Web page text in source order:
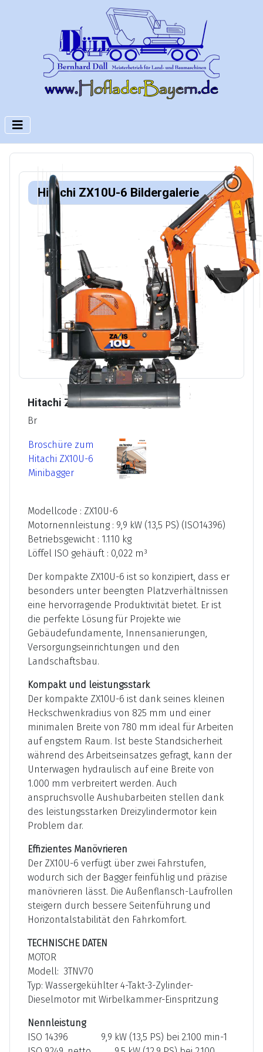
Hitachi ZX10U-6 Bildergalerie
Hitachi ZX10U-6 Minibagger
Br
Broschüre zum
Hitachi ZX10U-6
Minibagger
Modellcode : ZX10U-6
Motornennleistung : 9,9 kW (13,5 PS) (ISO14396)
Betriebsgewicht : 1.110 kg
Löffel ISO gehäuft : 0,022 m³
Der kompakte ZX10U-6 ist so konzipiert, dass er
besonders unter beengten Platzverhältnissen
eine hervorragende Produktivität bietet. Er ist
die perfekte Lösung für Projekte wie
Gebäudefundamente, Innensanierungen,
Versorgungseinrichtungen und den
Landschaftsbau.
Kompakt und leistungsstark
Der kompakte ZX10U-6 ist dank seines kleinen
Heckschwenkradius von 825 mm und einer
minimalen Breite von 780 mm ideal für Arbeiten
auf engstem Raum. Ist beste Standsicherheit
während des Arbeitseinsatzes gefragt, kann der
Unterwagen hydraulisch auf eine Breite von
1.000 mm verbreitert werden. Auch
anspruchsvolle Aushubarbeiten stellen dank
des leistungsstarken Dreizylindermotor kein
Problem dar.
Effizientes Manövrieren
Der ZX10U-6 verfügt über zwei Fahrstufen,
wodurch sich der Bagger feinfühlig und präzise
manövrieren lässt. Die Außenflansch-Laufrollen
steigern durch bessere Seitenführung und
Horizontalstabilität den Fahrkomfort.
TECHNISCHE DATEN
MOTOR
Modell: 3TNV70
Typ: Wassergekühlter 4-Takt-3-Zylinder-
Dieselmotor mit Wirbelkammer-Einspritzung
Nennleistung
ISO 14396 9,9 kW (13,5 PS) bei 2.100 min-1